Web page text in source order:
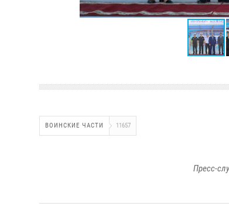
ВОИНСКИЕ ЧАСТИ 11657
Пресс-